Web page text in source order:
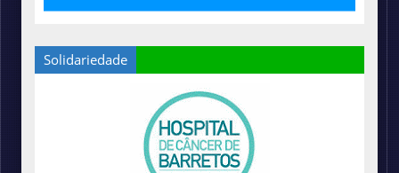
Solidariedade